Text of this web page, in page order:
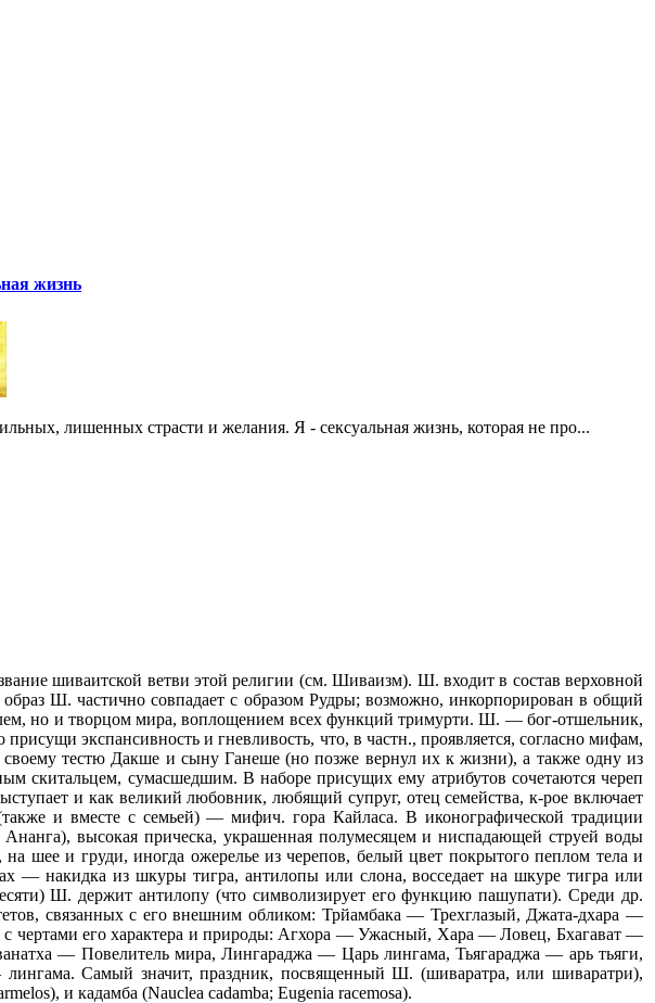
жизнь
лишенных страсти и желания. Я - сексуальная жизнь, которая не про...
шиваитской ветви этой религии (см. Шиваизм). Ш. входит в состав верховной
Ш. частично совпадает с образом Рудры; возможно, инкорпорирован в общий
но и творцом мира, воплощением всех функций тримурти. Ш. — бог-отшельник,
экспансивность и гневливость, что, в частн., проявляется, согласно мифам,
тестю Дакше и сыну Ганеше (но позже вернул их к жизни), а также одну из
скитальцем, сумасшедшим. В наборе присущих ему атрибутов сочетаются череп
и как великий любовник, любящий супруг, отец семейства, к-рое включает
и вместе с семьей) — мифич. гора Кайласа. В иконографической традиции
высокая прическа, украшенная полумесяцем и ниспадающей струей воды
шее и груди, иногда ожерелье из черепов, белый цвет покрытого пеплом тела и
накидка из шкуры тигра, антилопы или слона, восседает на шкуре тигра или
Ш. держит антилопу (что символизирует его функцию пашупати). Среди др.
связанных с его внешним обликом: Трйамбака — Трехглазый, Джата-дхара —
его характера и природы: Агхора — Ужасный, Хара — Ловец, Бхагават —
— Повелитель мира, Лингараджа — Царь лингама, Тьягараджа — арь тьяги,
Самый значит, праздник, посвященный Ш. (шиваратра, или шиваратри),
и кадамба (Nauclea cadamba; Eugenia racemosa).